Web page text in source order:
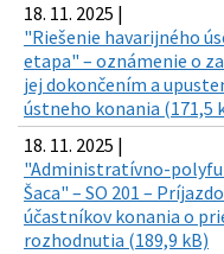
18. 11. 2025 |
"Riešenie havarijného
etapa" – oznámenie o
jej dokončením a
ústneho konania (171,5
18. 11. 2025 |
"Administratívno-
Šaca" – SO 201 –
účastníkov konania o
rozhodnutia (189,9 kB)